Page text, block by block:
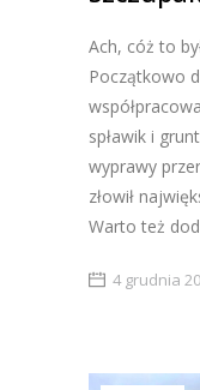
Ach, cóż to
Początkowo
spławik i
wyprawy
złowił
Warto też
4 grudnia